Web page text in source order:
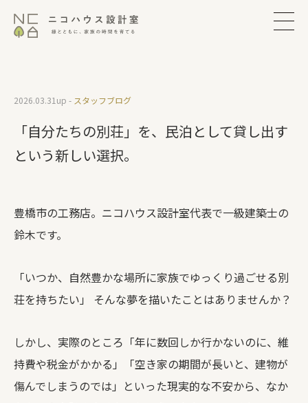
「自分たちの別荘」を、民泊として貸し出す
という新しい選択。
2026.03.31 up - スタッフブログ
豊橋市の工務店。ニコハウス設計室代表で一級建築士の
鈴木です。
「いつか、自然豊かな場所に家族でゆっくり過ごせる別
荘を持ちたい」 そんな夢を描いたことはありませんか？
しかし、実際のところ「年に数回しか行かないのに、維
持費や税金がかかる」「空き家の期間が長いと、建物が
傷んでしまうのでは」といった現実的な不安から、なか